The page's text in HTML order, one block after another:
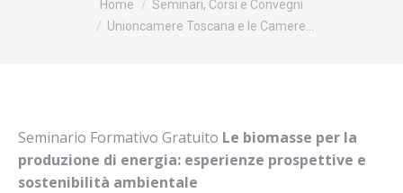
Home
Seminari, Corsi e Convegni
Unioncamere Toscana e le Camere…
Seminario Formativo Gratuito Le biomasse per la
produzione di energia: esperienze prospettive e
sostenibilità ambientale